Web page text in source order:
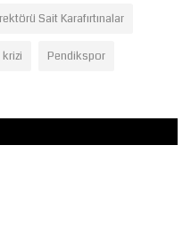
Sait Karafırtınalar
krizi Pendikspor